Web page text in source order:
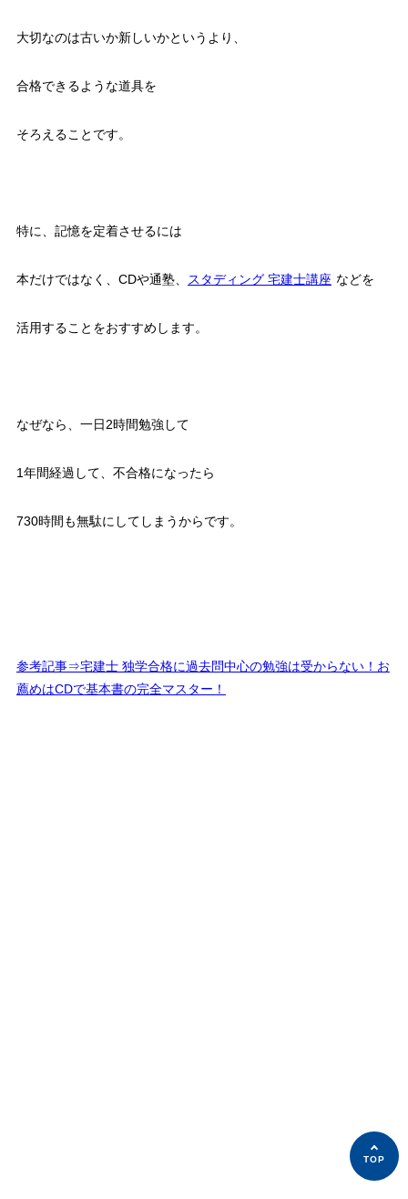
大切なのは古いか新しいかというより、
合格できるような道具を
そろえることです。
特に、記憶を定着させるには
本だけではなく、CDや通塾、 スタディング 宅建士講座 などを
活用することをおすすめします。
なぜなら、一日2時間勉強して
1年間経過して、不合格になったら
730時間も無駄にしてしまうからです。
参考記事⇒宅建士 独学合格に過去問中心の勉強は受からない！お
薦めはCDで基本書の完全マスター！